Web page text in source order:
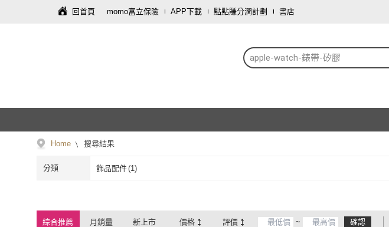
回首頁 momo富立保險 APP下載 點點賺分潤計劃 書店
apple-watch-錶帶-矽膠
Home 搜尋結果
分類 飾品配件(1)
綜合推薦 月銷量 新上市 價格 評價 ~ 確認